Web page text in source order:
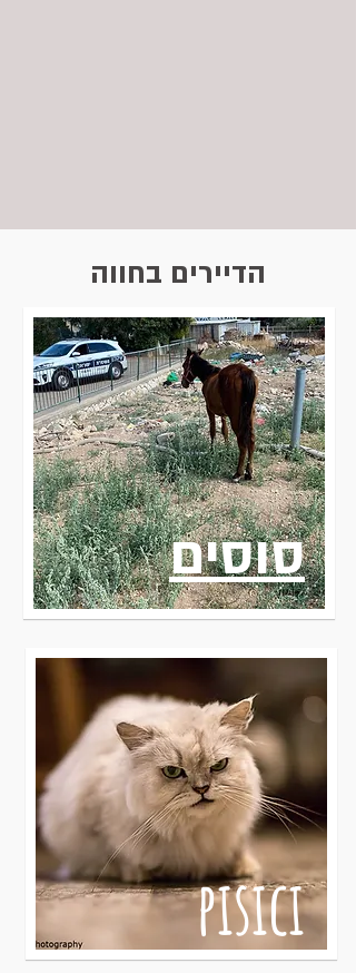
הדיירים בחווה
סוסים
pisici